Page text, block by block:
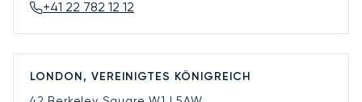
+41 22 782 12 12
LONDON, VEREINIGTES KÖNIGREICH